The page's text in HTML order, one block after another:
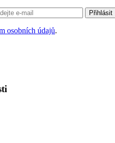
Přihlásit
osobních údajů.